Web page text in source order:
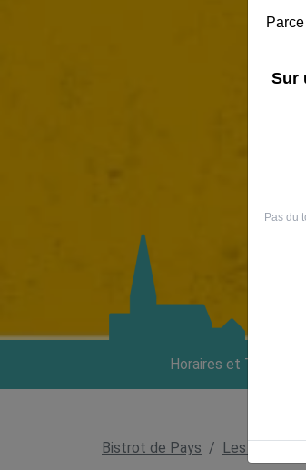
Horaires et Tarifs
Bistrot de Pays Les bistrots